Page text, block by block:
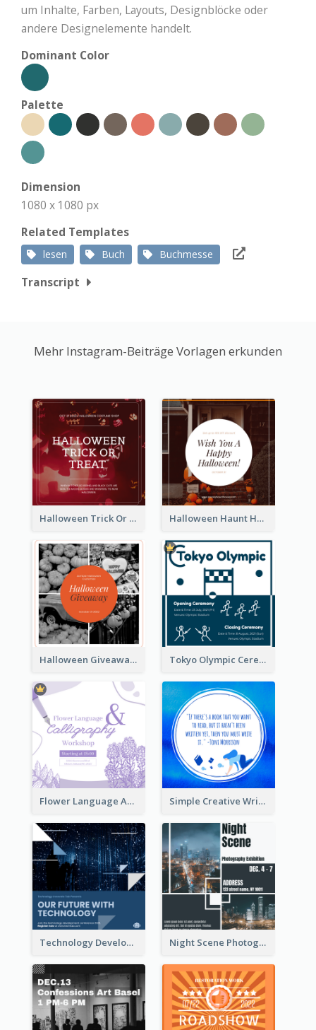
um Inhalte, Farben, Layouts, Designblöcke oder
andere Designelemente handelt.
Dominant Color
Palette
Dimension
1080 x 1080 px
Related Templates
lesen Buch Buchmesse
Transcript
Mehr Instagram-Beiträge Vorlagen erkunden
Halloween Trick Or Treat Instagram Post Halloween Haunt House Instagram Post
Halloween Giveaway Instagram Post Tokyo Olympic Ceremony Instagram Post
Flower Language And Calligraphy Instagram Post Simple Creative Writing Quote Instagram Post
Technology Development Conference Instagram Post Night Scene Photography Exhibition Instagram Post